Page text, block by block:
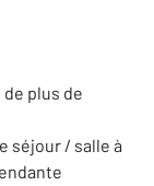
plus de
séjour / salle à